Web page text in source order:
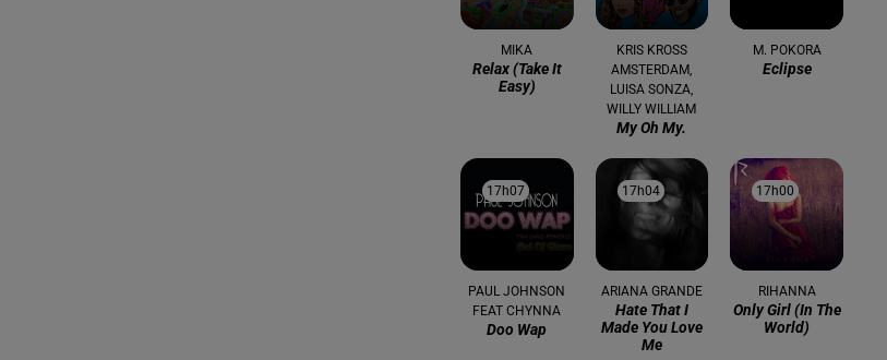
MIKA
Relax (take It
Easy)
KRIS KROSS
AMSTERDAM,
LUISA SONZA,
WILLY WILLIAM
My Oh My.
M. POKORA
Eclipse
17h07
17h07
PAUL JOHNSON
FEAT CHYNNA
Doo Wap
17h04
17h04
ARIANA GRANDE
Hate That I
Made You Love
Me
17h00
17h00
RIHANNA
Only Girl (in The
World)